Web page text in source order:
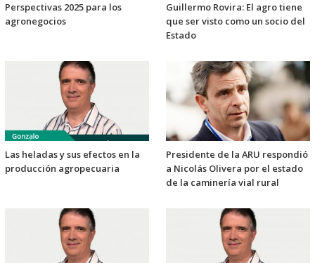
Perspectivas 2025 para los
agronegocios
Guillermo Rovira: El agro tiene
que ser visto como un socio del
Estado
Las heladas y sus efectos en la
producción agropecuaria
Presidente de la ARU respondió
a Nicolás Olivera por el estado
de la caminería vial rural